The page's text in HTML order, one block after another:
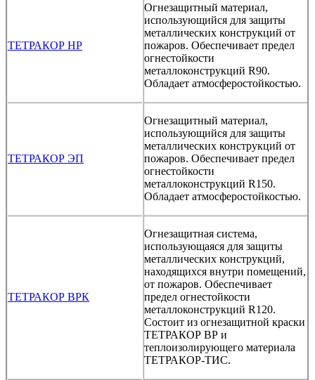
ТЕТРАКОР НР
Огнезащитный материал,
использующийся для защиты
металлических конструкций от
пожаров. Обеспечивает предел
огнестойкости
металлоконструкций R90.
Обладает атмосферостойкостью.
ТЕТРАКОР ЭП
Огнезащитный материал,
использующийся для защиты
металлических конструкций от
пожаров. Обеспечивает предел
огнестойкости
металлоконструкций R150.
Обладает атмосферостойкостью.
ТЕТРАКОР ВРК
Огнезащитная система,
использующаяся для защиты
металлических конструкций,
находящихся внутри помещений,
от пожаров. Обеспечивает
предел огнестойкости
металлоконструкций R120.
Состоит из огнезащитной краски
ТЕТРАКОР ВР и
теплоизолирующего материала
ТЕТРАКОР-ТИС.